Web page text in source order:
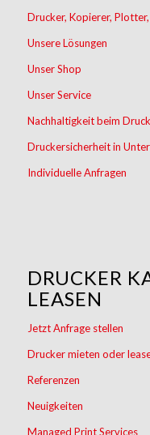
Drucker, Kopierer,
Unsere Lösungen
Unser Shop
Unser Service
Nachhaltigkeit beim
Druckersicherheit in
Individuelle Anfragen
DRUCKER
LEASEN
Jetzt Anfrage stellen
Drucker mieten oder
Referenzen
Neuigkeiten
Managed Print Services